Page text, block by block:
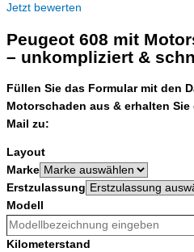
Jetzt bewerten
Peugeot 608 mit
– unkompliziert &
Füllen Sie das Formular mit den
Motorschaden aus & erhalten
Mail zu:
Layout
Marke
Erstzulassung
Modell
Kilometerstand